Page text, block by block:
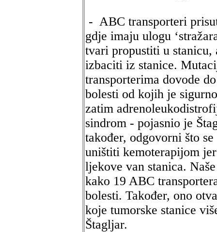
- ABC transporteri
gdje imaju ulogu
tvari propustiti u
izbaciti iz stanice.
transporterima dovode
bolesti od kojih je
zatim
sindrom - pojasnio je
također, odgovorni što
uništiti kemoterapijom
ljekove van stanica.
kako 19 ABC
bolesti. Također, ono
koje tumorske stanice
Štagljar.